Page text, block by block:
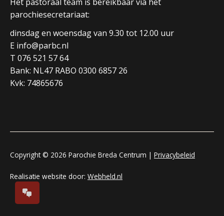
parochiesecretariaat:
dinsdag en woensdag van 9.30 tot 12.00 uur
E info@parbc.nl
T 076 521 57 64
Bank: NL47 RABO 0300 6857 26
Kvk: 74865676
Copyright © 2026 Parochie Breda Centrum | Privacybeleid
Realisatie website door: Webheld.nl